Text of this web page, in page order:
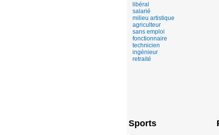
libéral
salarié
milieu artistique
agriculteur
sans emploi
fonctionnaire
technicien
ingénieur
retraité
Sports